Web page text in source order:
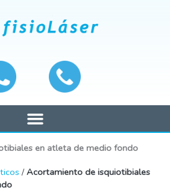
en atleta de medio fondo
/Acortamiento de isquiotibiales